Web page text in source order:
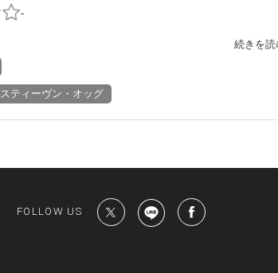
-
続きを読
スティーヴン・オッグ
FOLLOW US